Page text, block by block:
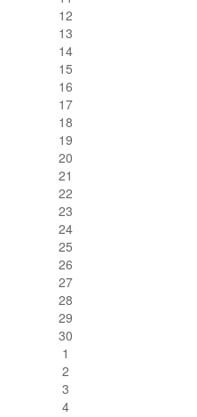
12
13
14
15
16
17
18
19
20
21
22
23
24
25
26
27
28
29
30
1
2
3
4